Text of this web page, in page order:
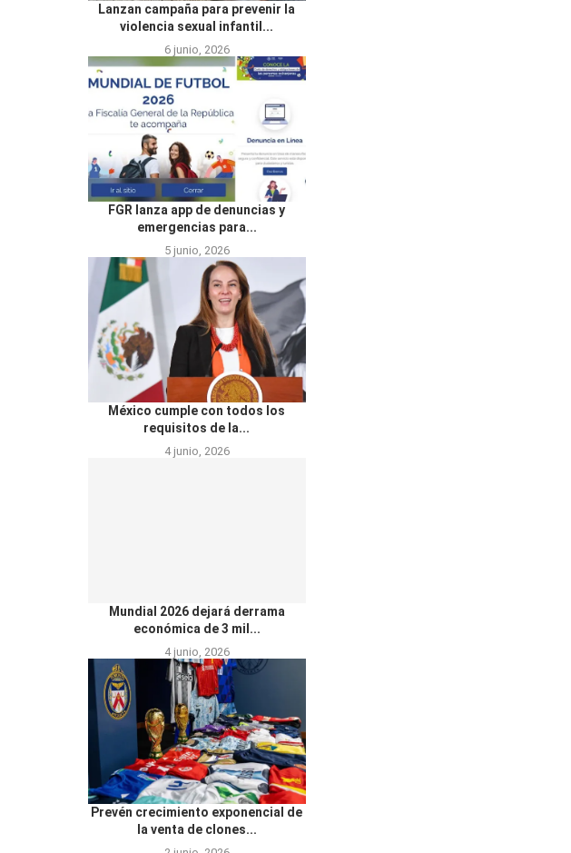
Lanzan campaña para prevenir la
violencia sexual infantil...
6 junio, 2026
FGR lanza app de denuncias y
emergencias para...
5 junio, 2026
México cumple con todos los
requisitos de la...
4 junio, 2026
Mundial 2026 dejará derrama
económica de 3 mil...
4 junio, 2026
Prevén crecimiento exponencial de
la venta de clones...